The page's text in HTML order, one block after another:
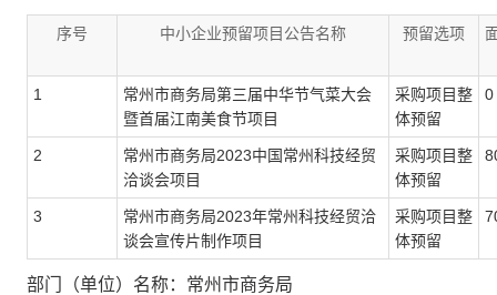
序号 中小企业预留项目公告名称 预留选项
1
常州市商务局第三届中华节气菜大会
暨首届江南美食节项目
采购项目整
体预留
0
2
常州市商务局2023中国常州科技经贸
洽谈会项目
采购项目整
体预留
3
常州市商务局2023年常州科技经贸洽
谈会宣传片制作项目
采购项目整
体预留
部门（单位）名称：常州市商务局